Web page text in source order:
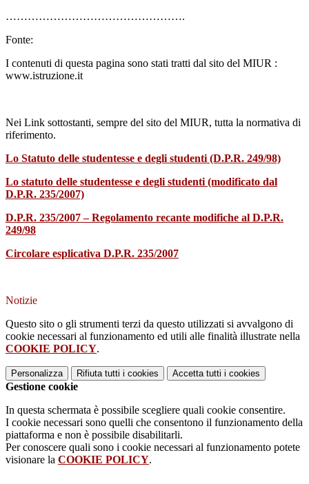
………………………………………….
Fonte:
I contenuti di questa pagina sono stati tratti dal sito del MIUR :
www.istruzione.it
Nei Link sottostanti, sempre del sito del MIUR, tutta la normativa di
riferimento.
Lo Statuto delle studentesse e degli studenti (D.P.R. 249/98)
Lo statuto delle studentesse e degli studenti (modificato dal
D.P.R. 235/2007)
D.P.R. 235/2007 – Regolamento recante modifiche al D.P.R.
249/98
Circolare esplicativa D.P.R. 235/2007
Notizie
Questo sito o gli strumenti terzi da questo utilizzati si avvalgono di
cookie necessari al funzionamento ed utili alle finalità illustrate nella
COOKIE POLICY.
Personalizza Rifiuta tutti i cookies Accetta tutti i cookies
Gestione cookie
In questa schermata è possibile scegliere quali cookie consentire.
I cookie necessari sono quelli che consentono il funzionamento della
piattaforma e non è possibile disabilitarli.
Per conoscere quali sono i cookie necessari al funzionamento potete
visionare la COOKIE POLICY.